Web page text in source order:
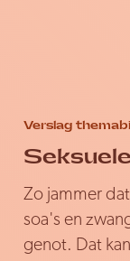
Verslag
Zo jammer
soa's en
genot. Dat